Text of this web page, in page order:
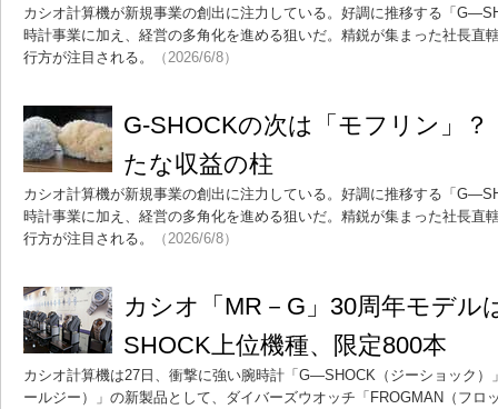
カシオ計算機が新規事業の創出に注力している。好調に推移する「
時計事業に加え、経営の多角化を進める狙いだ。精鋭が集まった社長直
行方が注目される。
（2026/6/8）
G-SHOCKの次は「モフリン」
たな収益の柱
カシオ計算機が新規事業の創出に注力している。好調に推移する「
時計事業に加え、経営の多角化を進める狙いだ。精鋭が集まった社長直
行方が注目される。
（2026/6/8）
カシオ「MR－G」30周年モデ
SHOCK上位機種、限定800本
カシオ計算機は27日、衝撃に強い腕時計「G―SHOCK（ジーショック）
ールジー）」の新製品として、ダイバーズウオッチ「FROGMAN（フロ